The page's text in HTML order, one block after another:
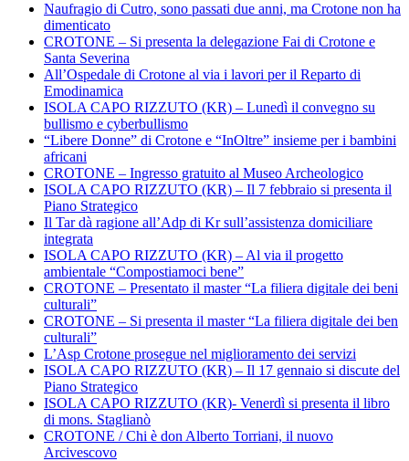
Naufragio di Cutro, sono passati due anni, ma Crotone non ha
dimenticato
CROTONE – Si presenta la delegazione Fai di Crotone e
Santa Severina
All’Ospedale di Crotone al via i lavori per il Reparto di
Emodinamica
ISOLA CAPO RIZZUTO (KR) – Lunedì il convegno su
bullismo e cyberbullismo
“Libere Donne” di Crotone e “InOltre” insieme per i bambini
africani
CROTONE – Ingresso gratuito al Museo Archeologico
ISOLA CAPO RIZZUTO (KR) – Il 7 febbraio si presenta il
Piano Strategico
Il Tar dà ragione all’Adp di Kr sull’assistenza domiciliare
integrata
ISOLA CAPO RIZZUTO (KR) – Al via il progetto
ambientale “Compostiamoci bene”
CROTONE – Presentato il master “La filiera digitale dei beni
culturali”
CROTONE – Si presenta il master “La filiera digitale dei ben
culturali”
L’Asp Crotone prosegue nel miglioramento dei servizi
ISOLA CAPO RIZZUTO (KR) – Il 17 gennaio si discute del
Piano Strategico
ISOLA CAPO RIZZUTO (KR)- Venerdì si presenta il libro
di mons. Staglianò
CROTONE / Chi è don Alberto Torriani, il nuovo
Arcivescovo